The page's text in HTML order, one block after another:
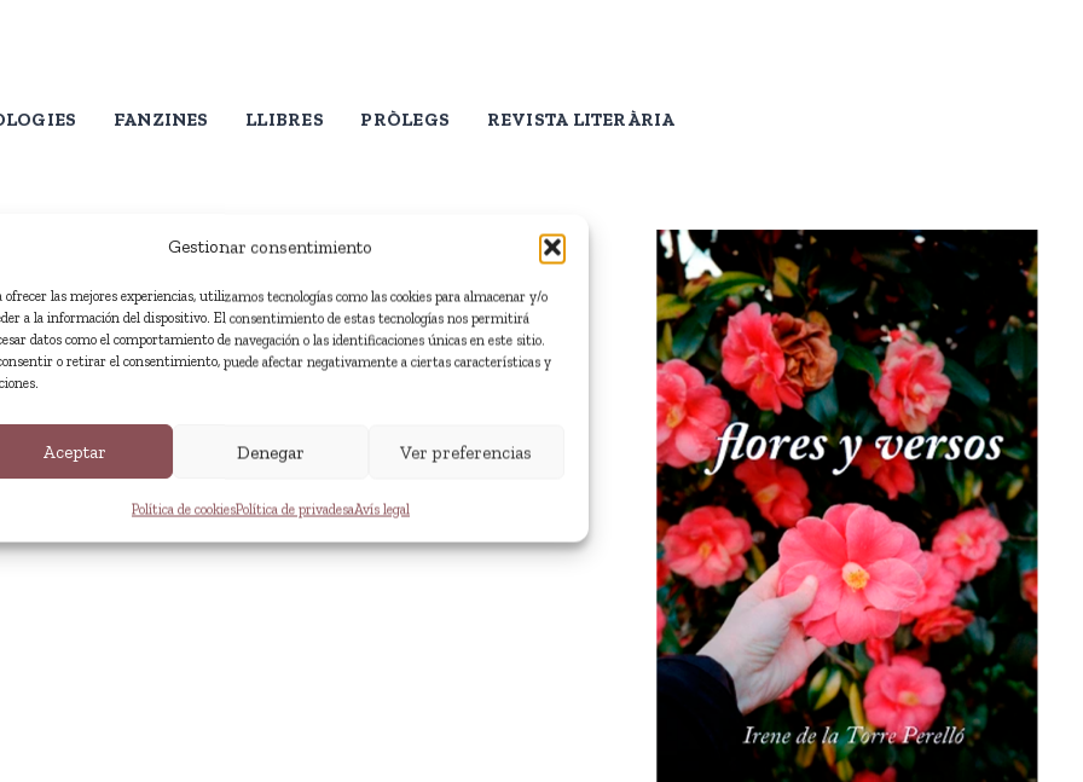
Gestionar consentimiento
ofrecer las mejores experiencias, utilizamos tecnologías como las cookies para almacenar y/o
a la información del dispositivo. El consentimiento de estas tecnologías nos permitirá
datos como el comportamiento de navegación o las identificaciones únicas en este sitio.
o retirar el consentimiento, puede afectar negativamente a ciertas características y
Aceptar Denegar Ver preferencias
Política de cookiesPolítica de privadesaAvís legal
FANZINES LLIBRES PRÒLEGS REVISTA LITERÀRIA